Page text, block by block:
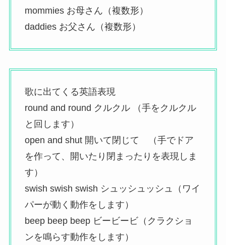
mommies お母さん（複数形）
daddies お父さん（複数形）
歌に出てくる英語表現
round and round クルクル （手をクルクル
と回します）
open and shut 開いて閉じて （手でドア
を作って、開いたり閉まったりを表現しま
す）
swish swish swish シュッシュッシュ（ワイ
パーが動く動作をします）
beep beep beep ビービービ（クラクショ
ンを鳴らす動作をします）